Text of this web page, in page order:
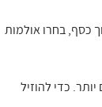
כסף, בחרו אולמות
כדי להוזיל